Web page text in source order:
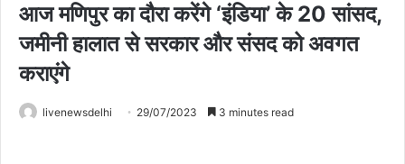
आज मणिपुर का दौरा करेंगे ‘इंडिया’ के 20 सांसद,
जमीनी हालात से सरकार और संसद को अवगत
कराएंगे
livenewsdelhi 29/07/2023 3 minutes read